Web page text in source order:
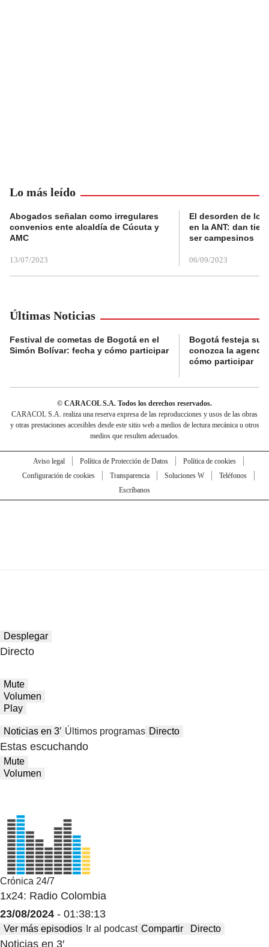
Lo más leído
Abogados señalan como irregulares
convenios ente alcaldía de Cúcuta y
AMC
13/07/2023
El desorden de
en la ANT: dan
ser campesinos
06/09/2023
Últimas Noticias
Festival de cometas de Bogotá en el
Simón Bolívar: fecha y cómo participar
Bogotá festeja su
conozca la
cómo participar
© CARACOL S.A. Todos los derechos reservados.
CARACOL S.A. realiza una reserva expresa de las reproducciones y usos de las obras
y otras prestaciones accesibles desde este sitio web a medios de lectura mecánica u otros
medios que resulten adecuados.
Aviso legal Política de Protección de Datos
Política de cookies
Configuración de cookies
Transparencia Soluciones W
Teléfonos
Escríbanos
Desplegar
Directo
Mute
Volumen
Play
Noticias en 3′ Últimos programas Directo
Estas escuchando
Mute
Volumen
Crónica 24/7
1x24: Radio Colombia
23/08/2024 - 01:38:13
Ver más episodios Ir al podcast Compartir Directo
Noticias en 3′